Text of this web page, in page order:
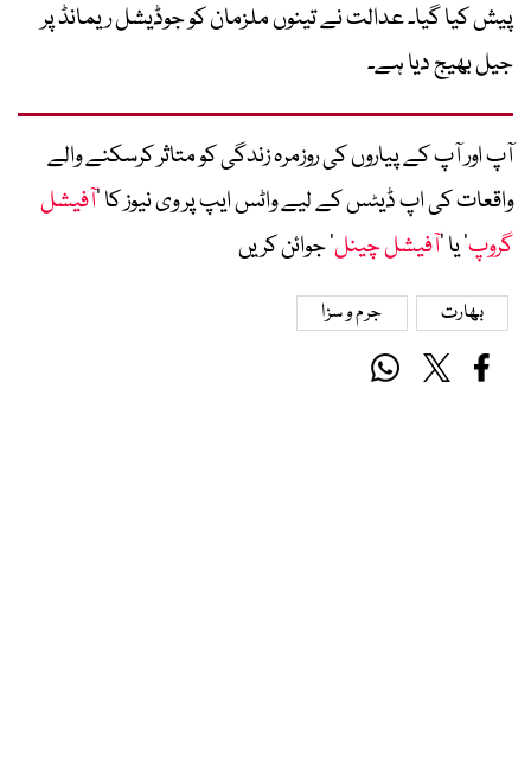
پیش کیا گیا۔ عدالت نے تینوں ملزمان کو جوڈیشل ریمانڈ پر
جیل بھیج دیا ہے۔
آپ اور آپ کے پیاروں کی روزمرہ زندگی کو متاثر کرسکنے والے
واقعات کی اپ ڈیٹس کے لیے واٹس ایپ پر وی نیوز کا ’آفیشل
گروپ‘ یا ’آفیشل چینل‘ جوائن کریں
بھارت جرم و سزا